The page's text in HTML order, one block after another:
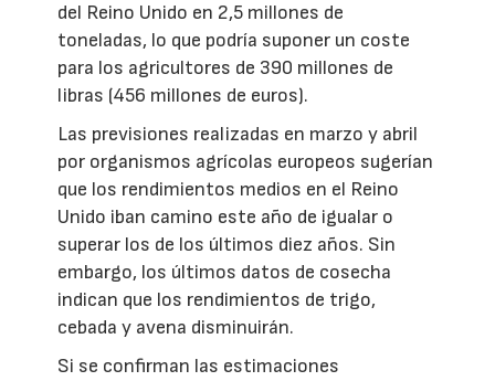
del Reino Unido en 2,5 millones de
toneladas, lo que podría suponer un coste
para los agricultores de 390 millones de
libras (456 millones de euros).
Las previsiones realizadas en marzo y abril
por organismos agrícolas europeos sugerían
que los rendimientos medios en el Reino
Unido iban camino este año de igualar o
superar los de los últimos diez años. Sin
embargo, los últimos datos de cosecha
indican que los rendimientos de trigo,
cebada y avena disminuirán.
Si se confirman las estimaciones